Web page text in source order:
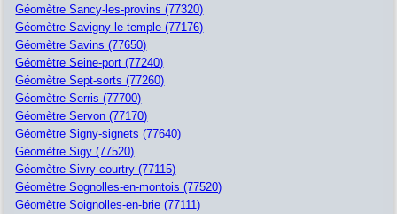
Géomètre Sancy-les-provins (77320)
Géomètre Savigny-le-temple (77176)
Géomètre Savins (77650)
Géomètre Seine-port (77240)
Géomètre Sept-sorts (77260)
Géomètre Serris (77700)
Géomètre Servon (77170)
Géomètre Signy-signets (77640)
Géomètre Sigy (77520)
Géomètre Sivry-courtry (77115)
Géomètre Sognolles-en-montois (77520)
Géomètre Soignolles-en-brie (77111)